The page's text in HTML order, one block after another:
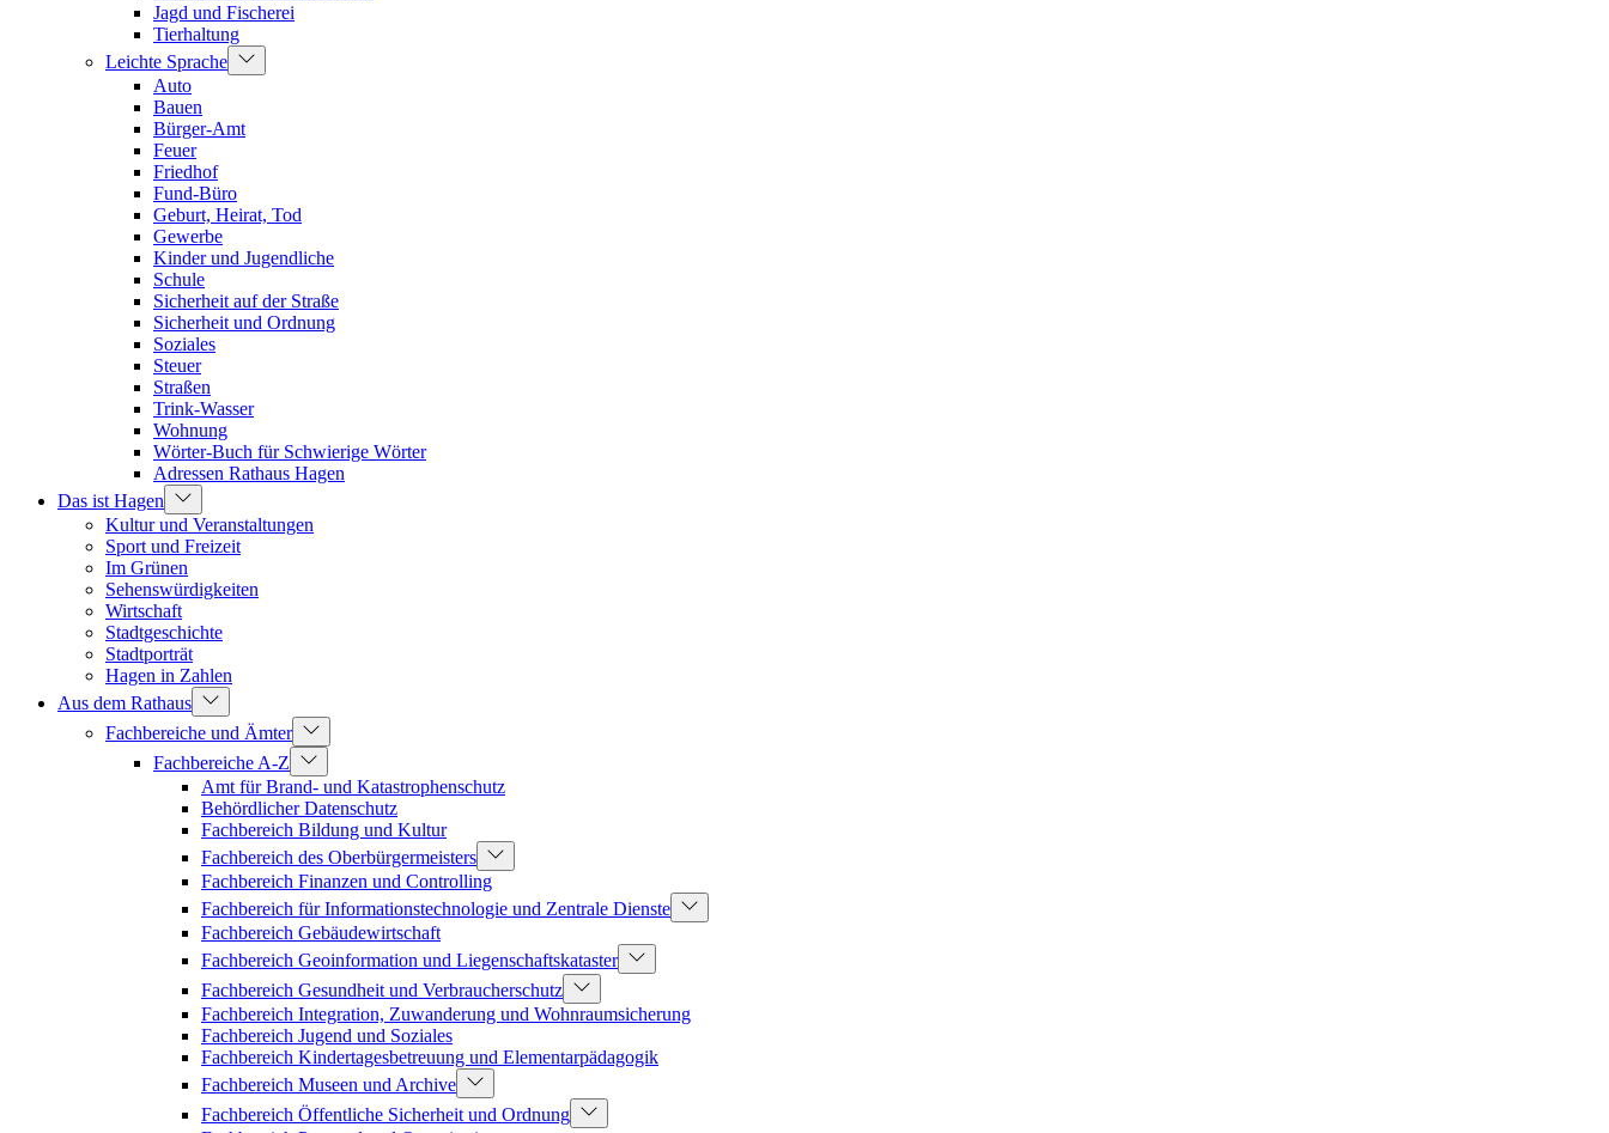
Jagd und Fischerei
Tierhaltung
Leichte Sprache
Auto
Bauen
Bürger-Amt
Feuer
Friedhof
Fund-Büro
Geburt, Heirat, Tod
Gewerbe
Kinder und Jugendliche
Schule
Sicherheit auf der Straße
Sicherheit und Ordnung
Soziales
Steuer
Straßen
Trink-Wasser
Wohnung
Wörter-Buch für Schwierige Wörter
Adressen Rathaus Hagen
Das ist Hagen
Kultur und Veranstaltungen
Sport und Freizeit
Im Grünen
Sehenswürdigkeiten
Wirtschaft
Stadtgeschichte
Stadtporträt
Hagen in Zahlen
Aus dem Rathaus
Fachbereiche und Ämter
Fachbereiche A-Z
Amt für Brand- und Katastrophenschutz
Behördlicher Datenschutz
Fachbereich Bildung und Kultur
Fachbereich des Oberbürgermeisters
Fachbereich Finanzen und Controlling
Fachbereich für Informationstechnologie und Zentrale Dienste
Fachbereich Gebäudewirtschaft
Fachbereich Geoinformation und Liegenschaftskataster
Fachbereich Gesundheit und Verbraucherschutz
Fachbereich Integration, Zuwanderung und Wohnraumsicherung
Fachbereich Jugend und Soziales
Fachbereich Kindertagesbetreuung und Elementarpädagogik
Fachbereich Museen und Archive
Fachbereich Öffentliche Sicherheit und Ordnung